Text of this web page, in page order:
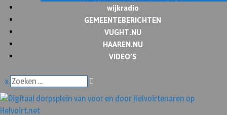
wijkradio
GEMEENTEBERICHTEN
VUGHT.NU
HAAREN.NU
VIDEO’S
x